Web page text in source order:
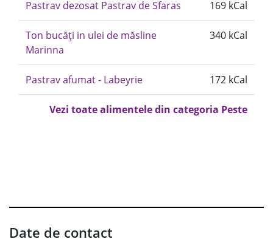
Pastrav dezosat Pastrav de Sfaras 169 kCal
Ton bucăți in ulei de măsline
Marinna
340 kCal
Pastrav afumat - Labeyrie 172 kCal
Vezi toate alimentele din categoria Peste
Date de contact